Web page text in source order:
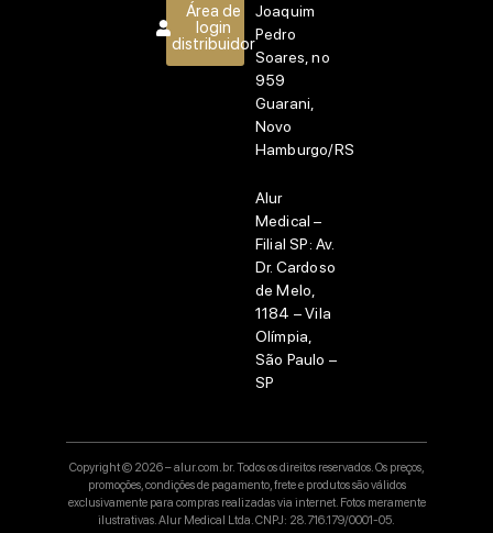
Copyright © 2026 – alur.com.br. Todos os direitos reservados. Os preços,
promoções, condições de pagamento, frete e produtos são válidos
exclusivamente para compras realizadas via internet. Fotos meramente
ilustrativas. Alur Medical Ltda. CNPJ: 28.716.179/0001-05.
Área de
login
distribuidor
Joaquim
Pedro
Soares, no
959
Guarani,
Novo
Hamburgo/RS
Alur
Medical –
Filial SP: Av.
Dr. Cardoso
de Melo,
1184 – Vila
Olímpia,
São Paulo –
SP